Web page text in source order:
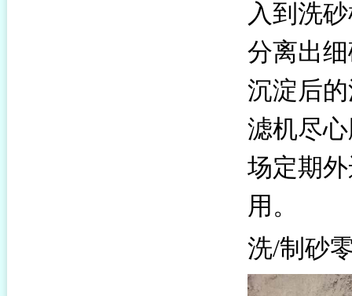
入到洗
分离出
沉淀后
滤机尽
场定期
用。
洗/制砂